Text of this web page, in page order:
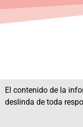
El contenido de la
deslinda de toda